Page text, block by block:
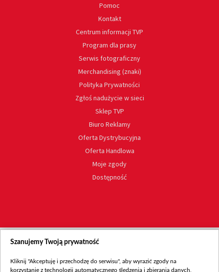
Pomoc
Kontakt
Centrum informacji TVP
Program dla prasy
Serwis fotograficzny
Merchandising (znaki)
Polityka Prywatności
Zgłoś nadużycie w sieci
Sklep TVP
Biuro Reklamy
Oferta Dystrybucyjna
Oferta Handlowa
Moje zgody
Dostępność
Szanujemy Twoją prywatność
Kliknij "Akceptuję i przechodzę do serwisu", aby wyrazić zgody na
korzystanie z technologii automatycznego śledzenia i zbierania danych,